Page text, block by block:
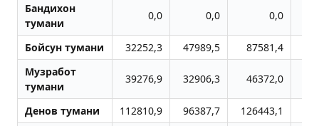
Бандихон
тумани
0,0 0,0 0,0
Бойсун тумани 32252,3 47989,5 87581,4
Музработ
тумани
39276,9 32906,3 46372,0
Денов тумани 112810,9 96387,7 126443,1